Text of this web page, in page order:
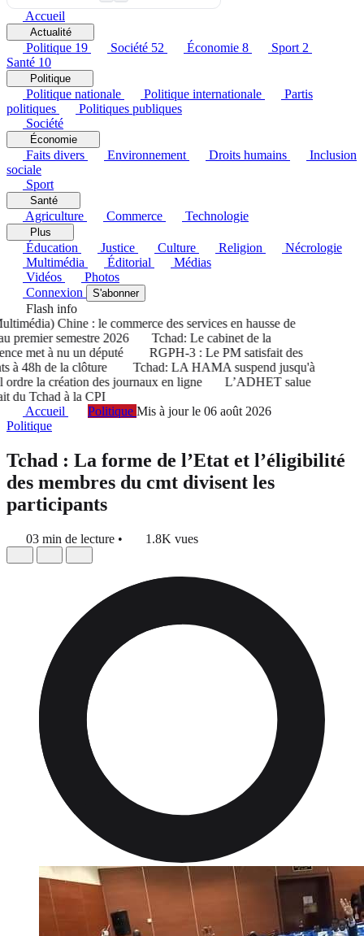
Accueil
Actualité
Politique 19 Société 52 Économie 8 Sport 2
Santé 10
Politique
Politique nationale Politique internationale
Partis
politiques
Politiques publiques
Société
Économie
Faits divers Environnement Droits humains
Inclusion
sociale
Sport
Santé
Agriculture Commerce Technologie
Plus
Éducation Justice Culture Religion
Nécrologie
Multimédia
Éditorial
Médias
Vidéos
Photos
Connexion
S'abonner
Flash info
Chine : le commerce des services en hausse de
semestre 2026
Tchad: Le cabinet de la
met à nu un député
RGPH-3 : Le PM satisfait des
à 48h de la clôture
Tchad: LA HAMA suspend jusqu'à
la création des journaux en ligne
L’ADHET salue
Tchad à la CPI
Accueil
Politique Mis à jour le 06 août 2026
Politique
Tchad : La forme de l’Etat et l’éligibilité
des membres du cmt divisent les
participants
03 min de lecture • 1.8K vues